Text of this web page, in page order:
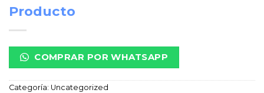
Producto
COMPRAR POR WHATSAPP
Categoría: Uncategorized